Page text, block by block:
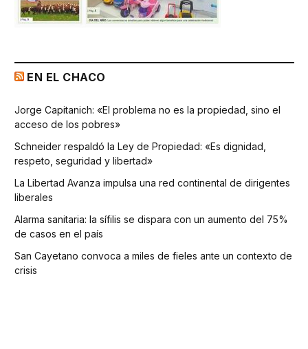
EN EL CHACO
Jorge Capitanich: «El problema no es la propiedad, sino el
acceso de los pobres»
Schneider respaldó la Ley de Propiedad: «Es dignidad,
respeto, seguridad y libertad»
La Libertad Avanza impulsa una red continental de dirigentes
liberales
Alarma sanitaria: la sífilis se dispara con un aumento del 75%
de casos en el país
San Cayetano convoca a miles de fieles ante un contexto de
crisis